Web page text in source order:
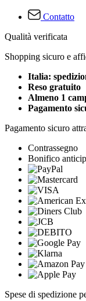
Contatto
Qualità verificata
Shopping sicuro e
Italia:
Reso gratuito
Almeno 1
Pagamento
Pagamento sicuro
Contrassegno
Bonifico
Spese di spedizione